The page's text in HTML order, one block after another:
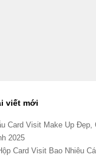
viết mới
Card Visit Make Up Đẹp,
2025
Card Visit Bao Nhiêu